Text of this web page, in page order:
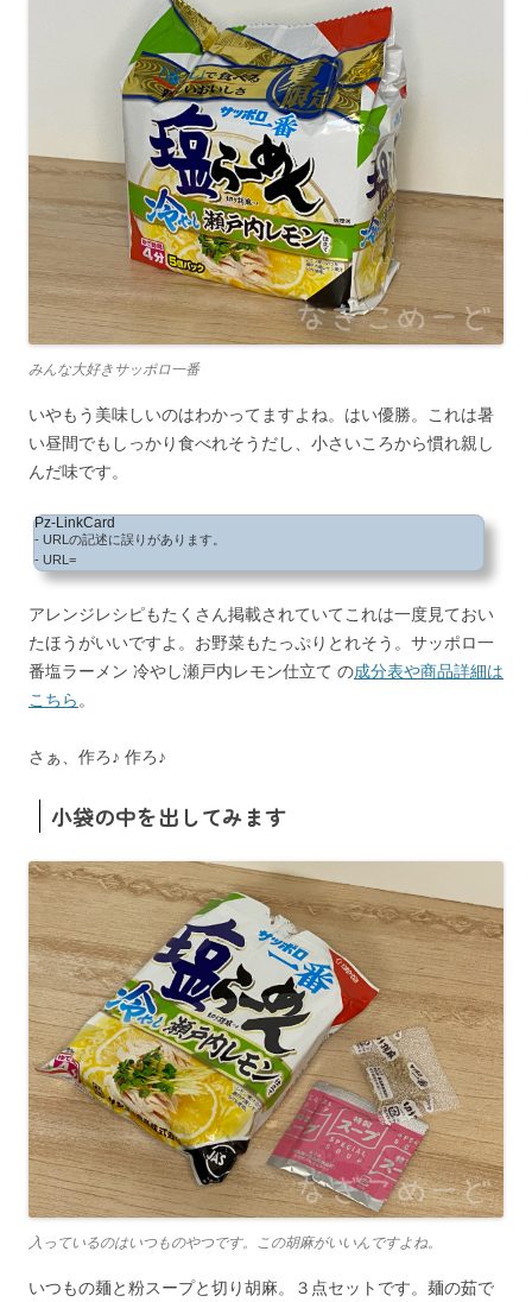
みんな大好きサッポロ一番
いやもう美味しいのはわかってますよね。はい優勝。これは暑
い昼間でもしっかり食べれそうだし、小さいころから慣れ親し
んだ味です。
Pz-LinkCard
- URLの記述に誤りがあります。
- URL=
アレンジレシピもたくさん掲載されていてこれは一度見ておい
たほうがいいですよ。お野菜もたっぷりとれそう。サッポロ一
番塩ラーメン 冷やし瀬戸内レモン仕立て の成分表や商品詳細は
こちら。
さぁ、作ろ♪ 作ろ♪
小袋の中を出してみます
入っているのはいつものやつです。この胡麻がいいんですよね。
いつもの麺と粉スープと切り胡麻。３点セットです。麺の茹で